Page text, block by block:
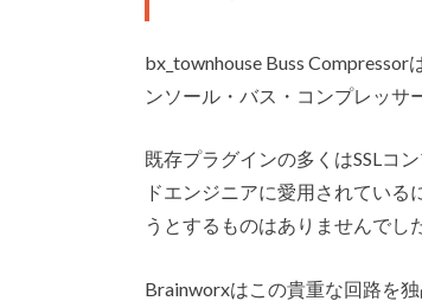
bx_townhouse Buss
ンソール・バス・コンプレッサ
既存プラグインの多くはSSLコ
ドエンジニアに愛用されている
うとするものはありませんでし
Brainworxはこの貴重な回路を